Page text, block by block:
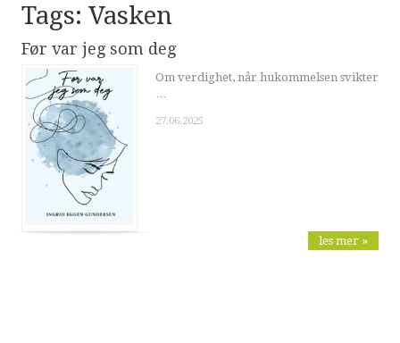
Tags: Vasken
Før var jeg som deg
Om verdighet, når hukommelsen svikter
…
27.06.2025
les mer »